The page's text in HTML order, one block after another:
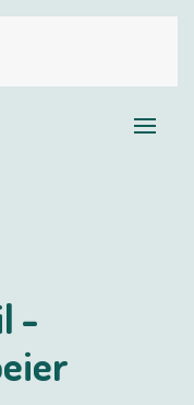
-